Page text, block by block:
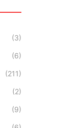
(3)
(6)
(211)
(2)
(9)